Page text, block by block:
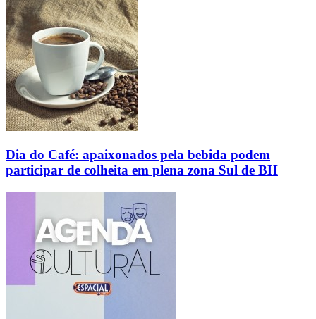
Dia do Café: apaixonados pela bebida podem
participar de colheita em plena zona Sul de BH